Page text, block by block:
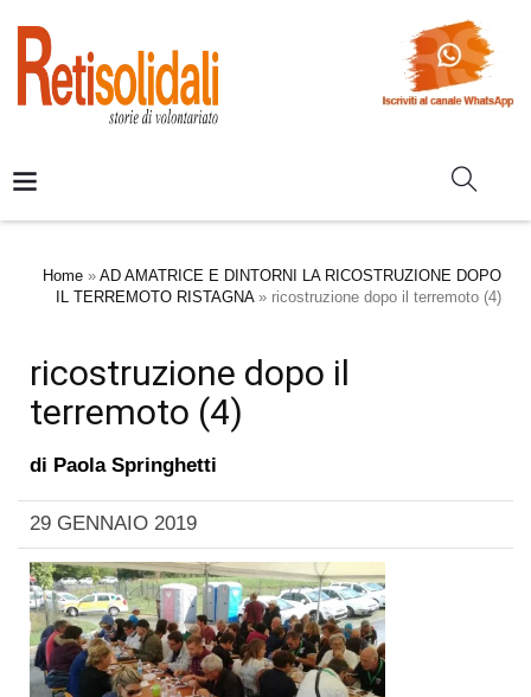
Home » AD AMATRICE E DINTORNI LA RICOSTRUZIONE DOPO
IL TERREMOTO RISTAGNA» ricostruzione dopo il terremoto (4)
ricostruzione dopo il
terremoto (4)
di Paola Springhetti
29 GENNAIO 2019